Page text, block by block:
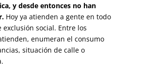
y desde entonces no han
Hoy ya atienden a gente en todo
social. Entre los
enumeran el consumo
situación de calle o